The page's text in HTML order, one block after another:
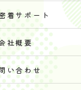
着サポート
社概要
い合わせ